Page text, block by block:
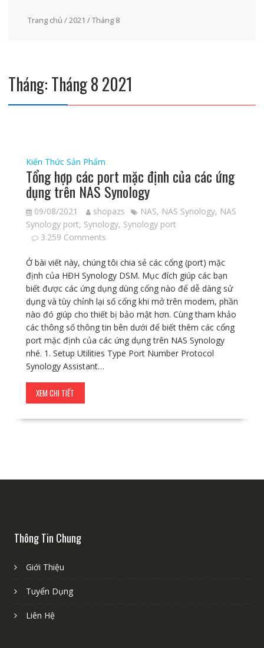
Trang chủ /2021 / Tháng 8
Tháng:Tháng 8 2021
Kiến Thức Sản Phẩm
Tổng hợp các port mặc định của các ứng
dụng trên NAS Synology
09/08/2021 shopazs NAS, NAS Synology, NAS
Synology port, Synology, Synology port
3.259 Comments
Ở bài viết này, chúng tôi chia sẻ các cổng (port) mặc
định của HĐH Synology DSM. Mục đích giúp các bạn
biết được các ứng dụng dùng cổng nào để dễ dàng sử
dụng và tùy chỉnh lại số cổng khi mở trên modem, phần
nào đó giúp cho thiết bị bảo mật hơn. Cùng tham khảo
các thông số thông tin bên dưới để biết thêm các cổng
port mặc định của các ứng dụng trên NAS Synology
nhé. 1. Setup Utilities Type Port Number Protocol
Synology Assistant…
XEM CHI TIẾT
Thông Tin Chung
Giới Thiệu
Tuyển Dụng
Liên Hệ